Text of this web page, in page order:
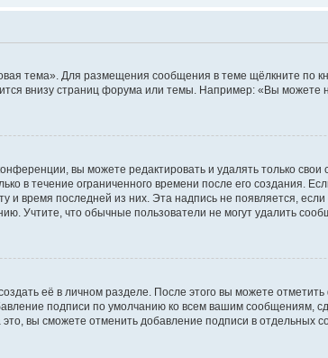
тема». Для размещения сообщения в теме щёлкните по
внизу страниц форума или темы. Например: «Вы
вы можете редактировать и удалять только
в течение ограниченного времени после его создания.
и время последней из них. Эта надпись не появляется,
Учтите, что обычные пользователи не могут удалить
её в личном разделе. После этого вы можете
подписи по умолчанию ко всем вашим сообщениям,
вы сможете отменить добавление подписи в отдельных